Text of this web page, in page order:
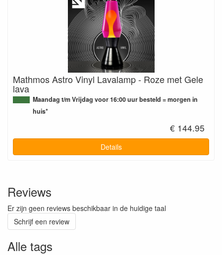
Mathmos Astro Vinyl Lavalamp - Roze met Gele
lava
Maandag t/m Vrijdag voor 16:00 uur besteld = morgen in
huis*
€ 144.95
Details
Reviews
Er zijn geen reviews beschikbaar in de huidige taal
Schrijf een review
Alle tags